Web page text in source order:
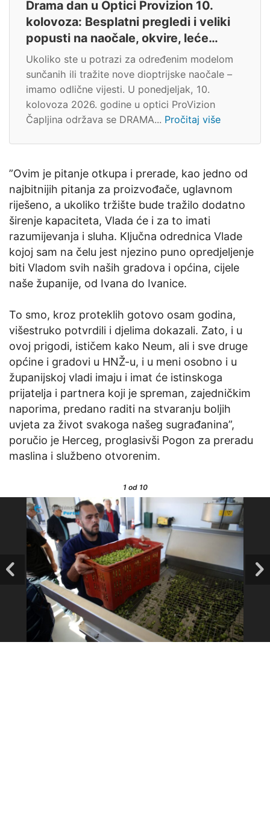
Drama dan u Optici Provizion 10.
kolovoza: Besplatni pregledi i veliki
popusti na naočale, okvire, leće…
Ukoliko ste u potrazi za određenim modelom
sunčanih ili tražite nove dioptrijske naočale –
imamo odlične vijesti. U ponedjeljak, 10.
kolovoza 2026. godine u optici ProVizion
Čapljina održava se DRAMA... Pročitaj više
”Ovim je pitanje otkupa i prerade, kao jedno od
najbitnijih pitanja za proizvođače, uglavnom
riješeno, a ukoliko tržište bude tražilo dodatno
širenje kapaciteta, Vlada će i za to imati
razumijevanja i sluha. Ključna odrednica Vlade
kojoj sam na čelu jest njezino puno opredjeljenje
biti Vladom svih naših gradova i općina, cijele
naše županije, od Ivana do Ivanice.
To smo, kroz proteklih gotovo osam godina,
višestruko potvrdili i djelima dokazali. Zato, i u
ovoj prigodi, ističem kako Neum, ali i sve druge
općine i gradovi u HNŽ-u, i u meni osobno i u
županijskoj vladi imaju i imat će istinskoga
prijatelja i partnera koji je spreman, zajedničkim
naporima, predano raditi na stvaranju boljih
uvjeta za život svakoga našeg sugrađanina”,
poručio je Herceg, proglasivši Pogon za preradu
maslina i službeno otvorenim.
1od 10